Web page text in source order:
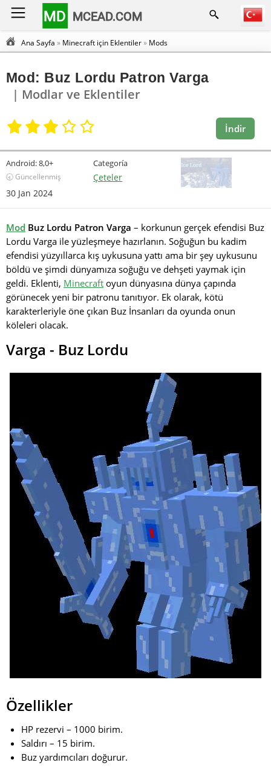
MD MCEAD.COM
Ana Sayfa » Minecraft için Eklentiler» Mods
Mod: Buz Lordu Patron Varga
| Modlar ve Eklentiler
İndir
Android:8,0+
🕣 Güncellenmiş
30 Jan 2024
Categoría
Çeteler
Mod Buz Lordu Patron Varga – korkunun gerçek efendisi Buz
Lordu Varga ile yüzleşmeye hazırlanın. Soğuğun bu kadim
efendisi yüzyıllarca kış uykusuna yattı ama bir şey uykusunu
böldü ve şimdi dünyamıza soğuğu ve dehşeti yaymak için
geldi. Eklenti, Minecraft oyun dünyasına dünya çapında
görünecek yeni bir patronu tanıtıyor. Ek olarak, kötü
karakterleriyle öne çıkan Buz İnsanları da oyunda onun
köleleri olacak.
Varga - Buz Lordu
Özellikler
HP rezervi – 1000 birim.
Saldırı – 15 birim.
Buz yardımcıları doğurur.